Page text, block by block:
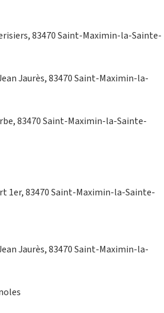
83470 Saint-Maximin-la-Sainte-
Jaurès, 83470 Saint-Maximin-la-
83470 Saint-Maximin-la-Sainte-
1er, 83470 Saint-Maximin-la-Sainte-
Jaurès, 83470 Saint-Maximin-la-